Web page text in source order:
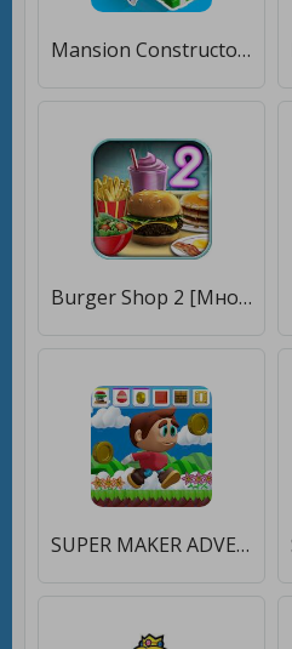
Mansion Constructor [Много монет]
Burger Shop 2 [Много монет]
SUPER MAKER ADVENTURE [Много монет]